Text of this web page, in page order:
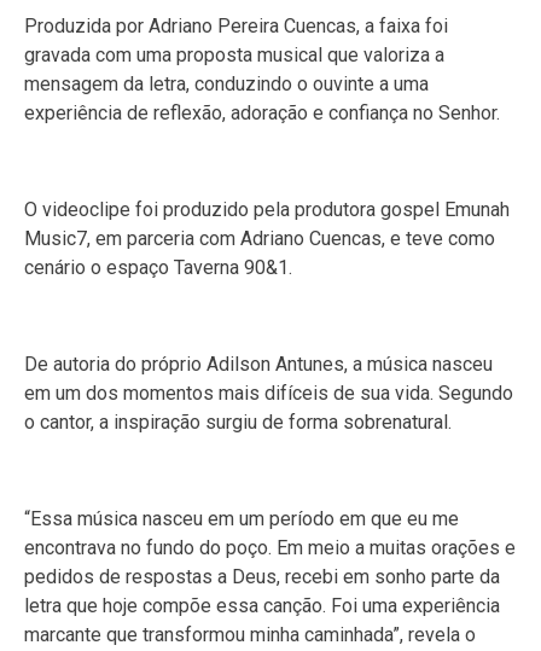
Produzida por Adriano Pereira Cuencas, a faixa foi
gravada com uma proposta musical que valoriza a
mensagem da letra, conduzindo o ouvinte a uma
experiência de reflexão, adoração e confiança no Senhor.
O videoclipe foi produzido pela produtora gospel Emunah
Music7, em parceria com Adriano Cuencas, e teve como
cenário o espaço Taverna 90&1.
De autoria do próprio Adilson Antunes, a música nasceu
em um dos momentos mais difíceis de sua vida. Segundo
o cantor, a inspiração surgiu de forma sobrenatural.
“Essa música nasceu em um período em que eu me
encontrava no fundo do poço. Em meio a muitas orações e
pedidos de respostas a Deus, recebi em sonho parte da
letra que hoje compõe essa canção. Foi uma experiência
marcante que transformou minha caminhada”, revela o